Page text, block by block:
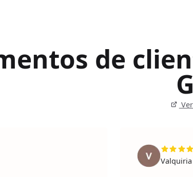
de
Valquiria